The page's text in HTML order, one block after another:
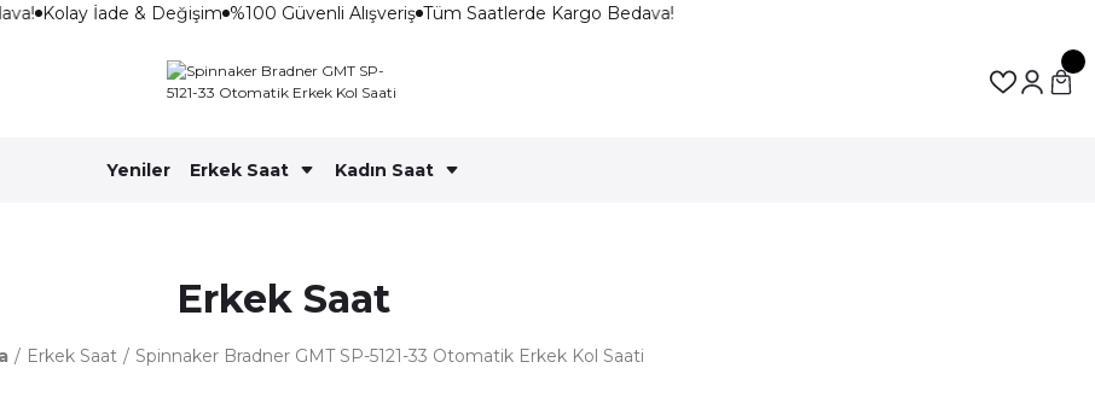
Kolay İade & Değişim %100 Güvenli Alışveriş Tüm Saatlerde Kargo Bedava!
Yeniler Erkek Saat Kadın Saat
Erkek Saat
Erkek Saat Spinnaker Bradner GMT SP-5121-33 Otomatik Erkek Kol Saati